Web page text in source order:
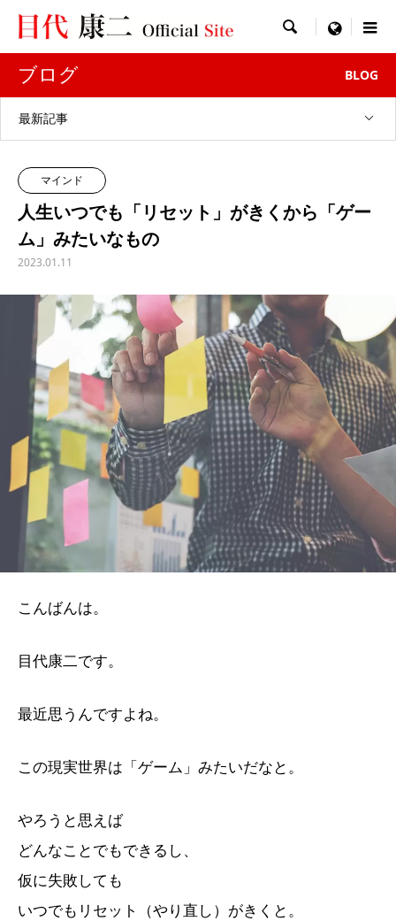
 menu
ブログ BLOG
最新記事
マインド
人生いつでも「リセット」がきくから「ゲー
ム」みたいなもの
2023.01.11
こんばんは。
目代康二です。
最近思うんですよね。
この現実世界は「ゲーム」みたいだなと。
やろうと思えば
どんなことでもできるし、
仮に失敗しても
いつでもリセット（やり直し）がきくと。